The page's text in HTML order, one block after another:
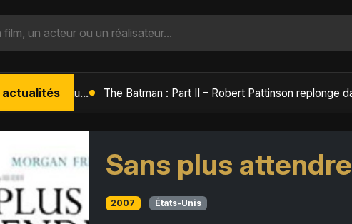
actualités L'Âge de Glace : Le Réveil du Volcan – Manny, Sid et Diego de retour pour une aventure explosive
Sans plus attendre
2007 États-Unis